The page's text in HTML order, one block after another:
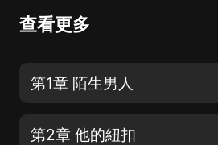
查看更多
第1章 陌生男人
第2章 他的紐扣